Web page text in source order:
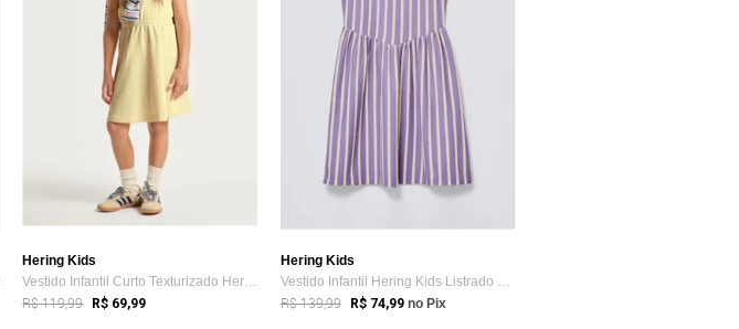
Hering Kids
Vestido Infantil Curto Texturizado Hering
R$ 119,99 R$ 69,99
Hering Kids
Vestido Infantil Hering Kids Listrado Lilás
R$ 139,99 R$ 74,99 no Pix